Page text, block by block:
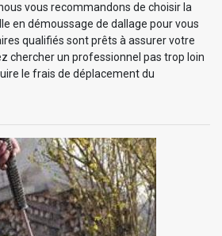
vous recommandons de choisir la
en démoussage de dallage pour vous
qualifiés sont prêts à assurer votre
chercher un professionnel pas trop loin
le frais de déplacement du